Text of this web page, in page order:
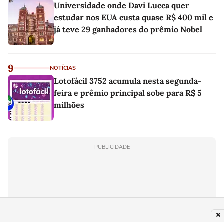
Universidade onde Davi Lucca quer
estudar nos EUA custa quase R$ 400 mil e
já teve 29 ganhadores do prêmio Nobel
9 NOTÍCIAS
Lotofácil 3752 acumula nesta segunda-
feira e prêmio principal sobe para R$ 5
milhões
PUBLICIDADE